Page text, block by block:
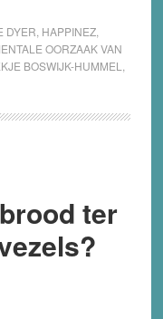
DYER HAPPINEZ,
OORZAAK VAN
BOSWIJK-HUMMEL
ter